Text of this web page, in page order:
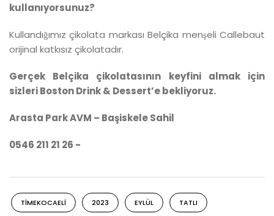
kullanıyorsunuz?
Kullandığımız çikolata markası Belçika menşeli Callebaut
orijinal katkısız çikolatadır.
Gerçek Belçika çikolatasının keyfini almak için
sizleri Boston Drink & Dessert’e bekliyoruz.
Arasta Park AVM – Başiskele Sahil
0546 211 21 26 -
TIMEKOCAELI 2023 EYLÜL TATLI